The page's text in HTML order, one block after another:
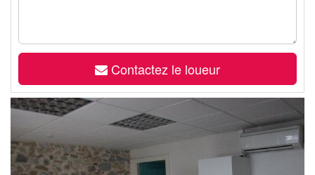
Contactez le loueur